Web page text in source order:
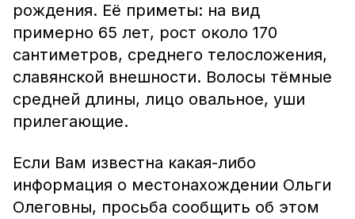
рождения. Её приметы: на вид
примерно 65 лет, рост около 170
сантиметров, среднего телосложения,
славянской внешности. Волосы тёмные
средней длины, лицо овальное, уши
прилегающие.
Если Вам известна какая-либо
информация о местонахождении Ольги
Олеговны, просьба сообщить об этом